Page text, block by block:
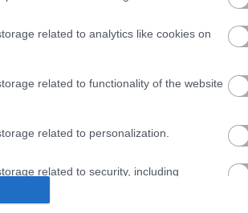
related to analytics like cookies on
related to functionality of the website
related to personalization.
related to security, including
prevention, and other user protection.
και πρέπει οι
Ο Πρωθυπουργός κ. Κυριάκος
πάντα με την Ευρωπαϊκή
και ενωμένη, και γρήγορη
είναι ένα μάθημα για την
συλλογικότητας, το οποίο
ότι θα γυρίσει με πολλές
είναι να υπάρχει ένα όριο στο